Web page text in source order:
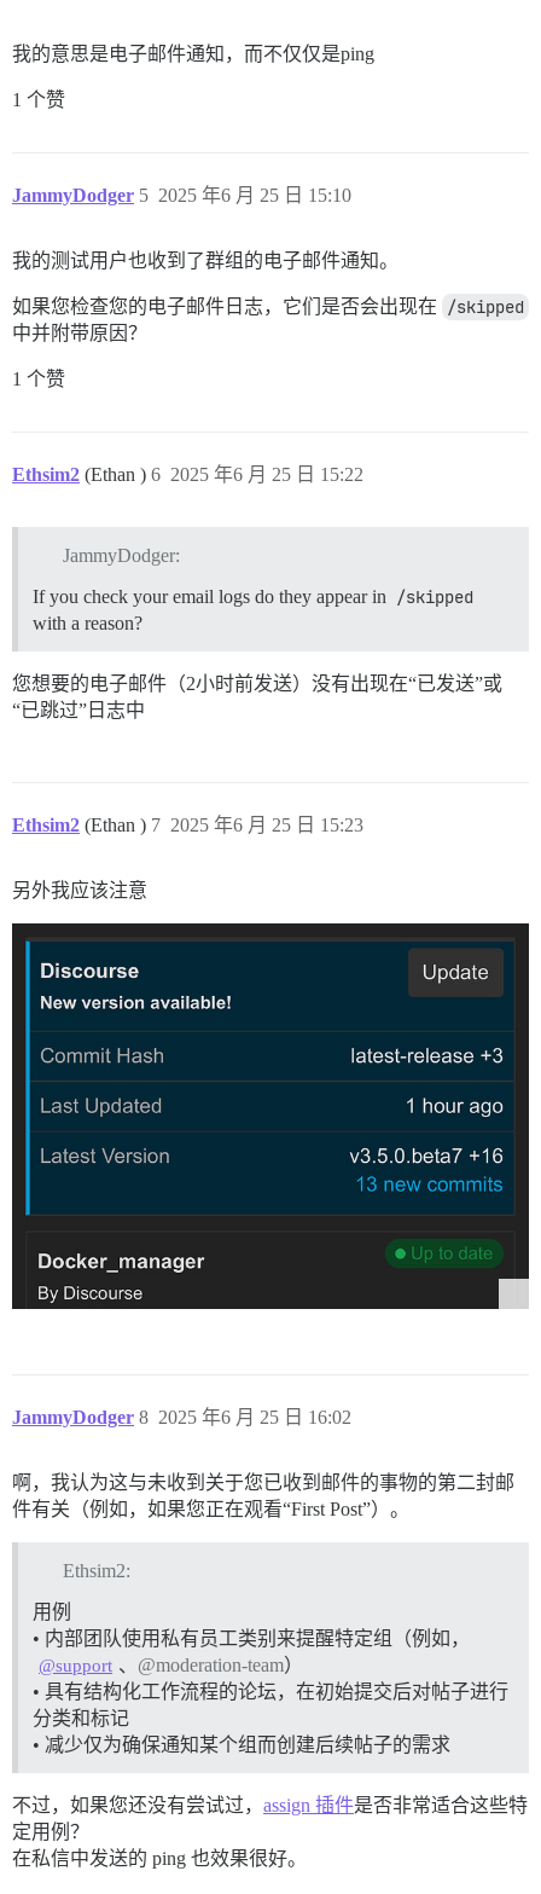
我的意思是电子邮件通知，而不仅仅是ping
1 个赞
JammyDodger 2025 年6 月 25 日 15:10
5
我的测试用户也收到了群组的电子邮件通知。
如果您检查您的电子邮件日志，它们是否会出现在 /skipped
中并附带原因？
1 个赞
Ethsim2 (Ethan ) 2025 年6 月 25 日 15:22
6
JammyDodger:
If you check your email logs do they appear in
/skipped
with a reason?
您想要的电子邮件（2小时前发送）没有出现在“已发送”或
“已跳过”日志中
Ethsim2 (Ethan ) 2025 年6 月 25 日 15:23
7
另外我应该注意
JammyDodger 2025 年6 月 25 日 16:02
8
啊，我认为这与未收到关于您已收到邮件的事物的第二封邮
件有关（例如，如果您正在观看“First Post”）。
Ethsim2:
用例
• 内部团队使用私有员工类别来提醒特定组（例如，
@support 、 @moderation-team）
• 具有结构化工作流程的论坛，在初始提交后对帖子进行
分类和标记
• 减少仅为确保通知某个组而创建后续帖子的需求
不过，如果您还没有尝试过， assign 插件是否非常适合这些特
定用例？
在私信中发送的 ping 也效果很好。